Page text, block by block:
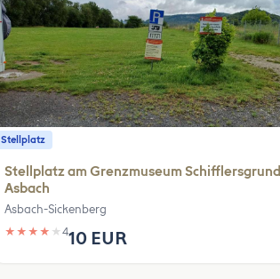
Stellplatz
Stellplatz am Grenzmuseum Schifflersgrund
Asbach
Asbach-Sickenberg
★ ★ ★ ★ ★ 410 EUR